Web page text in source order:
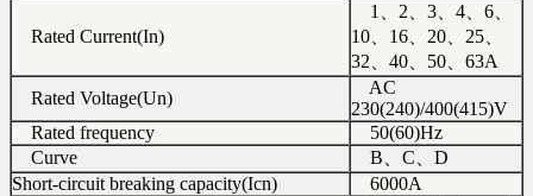
Rated Current(In)
1、2、3、4、6、
10、16、20、25、
32、40、50、63A
Rated Voltage(Un)
AC
230(240)/400(415)V
Rated frequency
50(60)Hz
Curve
B、C、D
Short-circuit breaking capacity(Icn)
6000A